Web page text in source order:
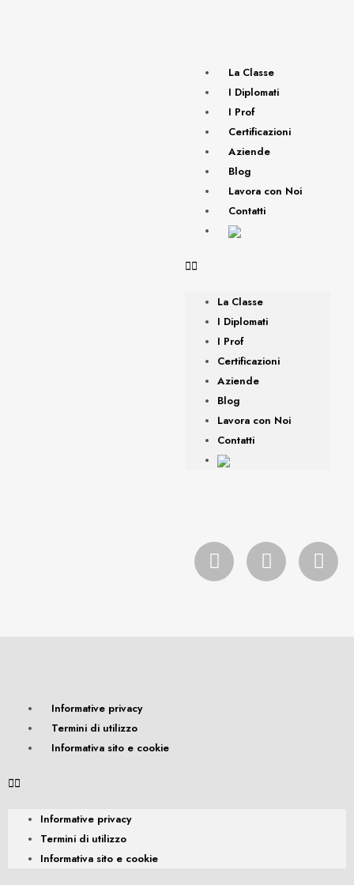
La Classe
I Diplomati
I Prof
Certificazioni
Aziende
Blog
Lavora con Noi
Contatti
La Classe
I Diplomati
I Prof
Certificazioni
Aziende
Blog
Lavora con Noi
Contatti
Informative privacy
Termini di utilizzo
Informativa sito e cookie
Informative privacy
Termini di utilizzo
Informativa sito e cookie